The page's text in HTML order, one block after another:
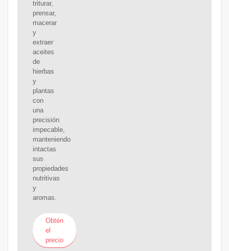
triturar,
prensar,
macerar
y
extraer
aceites
de
hierbas
y
plantas
con
una
precisión
impecable,
manteniendo
intactas
sus
propiedades
nutritivas
y
aromas.
Obtén
el
precio